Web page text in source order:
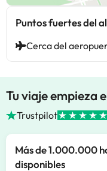
Puntos fuertes del
Cerca del
Tu viaje empieza
Trustpilot
Más de 1.000.000
disponibles